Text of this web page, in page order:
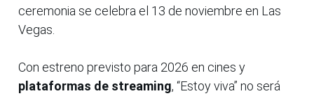
ceremonia se celebra el 13 de noviembre en Las
Vegas.
Con estreno previsto para 2026 en cines y
plataformas de streaming, “Estoy viva” no será